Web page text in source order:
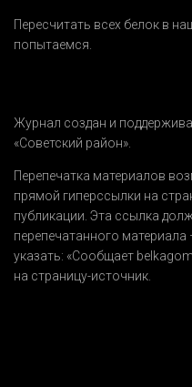
Пересчитать всех белок в
попытаемся.
Журнал создан и
«Советский район».
Перепечатка материалов
прямой гиперссылки на
публикации. Эта ссылка
перепечатанного
указать: «Сообщает
на страницу-источник.